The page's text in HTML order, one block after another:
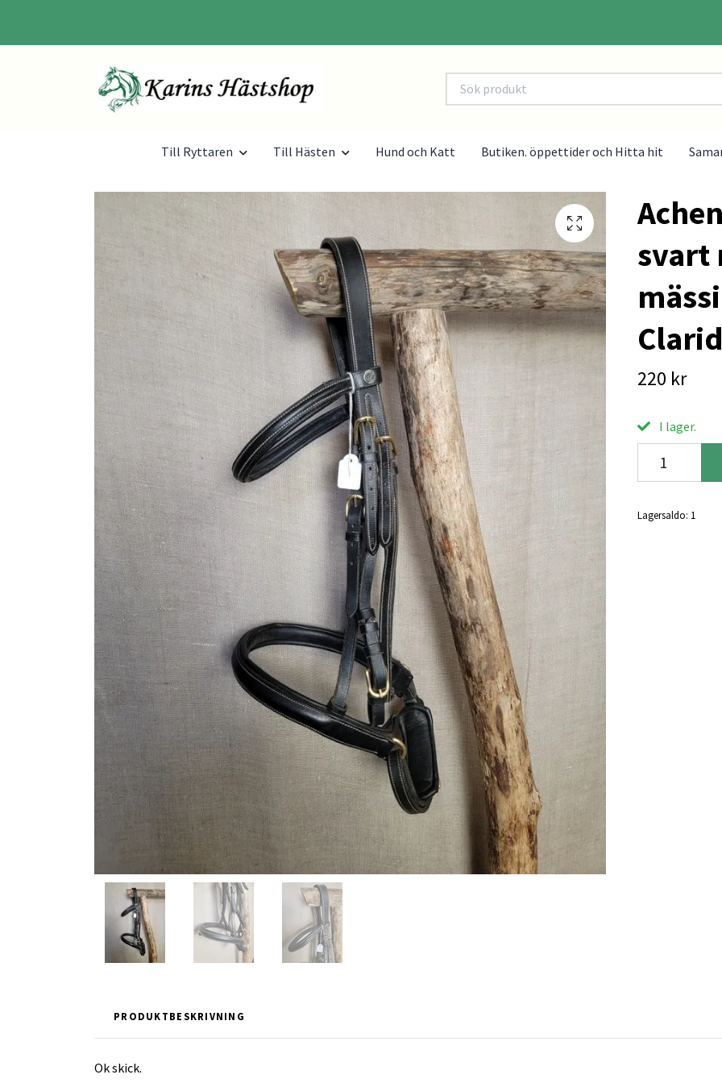
Till Ryttaren Till Hästen Hund och Katt Butiken. öppettider och Hitta hit
svart
220 kr
I lager.
Lagersaldo: 1
PRODUKTBESKRIVNING
Ok skick.